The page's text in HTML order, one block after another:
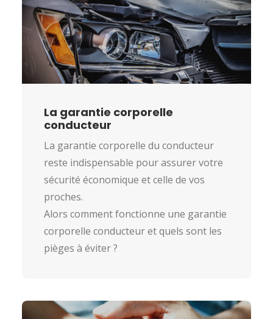
La garantie corporelle
conducteur
La garantie corporelle du conducteur
reste indispensable pour assurer votre
sécurité économique et celle de vos
proches.
Alors comment fonctionne une garantie
corporelle conducteur et quels sont les
pièges à éviter ?